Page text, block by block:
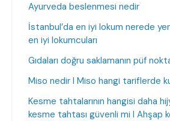
Ayurveda beslenmesi nedir
İstanbul’da en iyi lokum nerede
en iyi lokumcuları
Gıdaları doğru saklamanın püf
Miso nedir I Miso hangi tariflerde
Kesme tahtalarının hangisi daha
kesme tahtası güvenli mi I Ahşap